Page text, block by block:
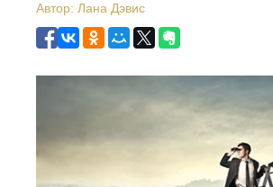
Автор: Лана Дэвис